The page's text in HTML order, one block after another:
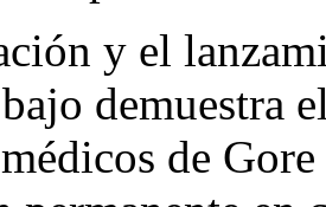
y el
demuestra
de